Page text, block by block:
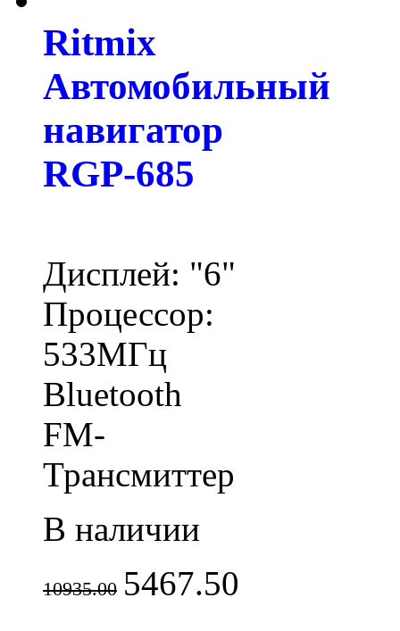
Ritmix
Автомобильный
навигатор
RGP-685
Дисплей: "6"
Процессор:
533МГц
Bluetooth
FM-
Трансмиттер
В наличии
10935.00 5467.50